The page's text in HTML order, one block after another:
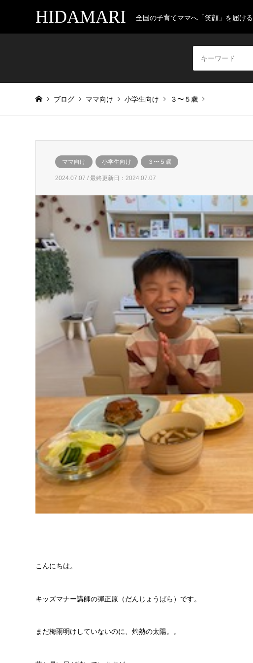
HIDAMARI 全国の子育てママへ「笑顔」を届ける
ブログ ママ向け 小学生向け ３〜５歳
ママ向け 小学生向け ３〜５歳
2024.07.07 / 最終更新日：2024.07.07
こんにちは。
キッズマナー講師の彈正原（だんじょうばら）です。
まだ梅雨明けしていないのに、灼熱の太陽。。